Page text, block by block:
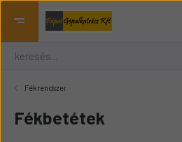
Fékrendszer
Fékbetétek